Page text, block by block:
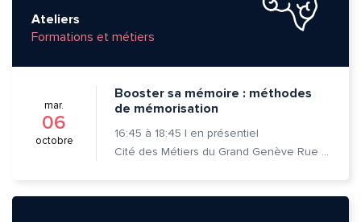
Ateliers
Formations et métiers
mar.
06
octobre
Booster sa mémoire : méthodes
de mémorisation
16:45 à 18:45 | en présentiel
Cité des Métiers du Grand Genève Rue Prévost-Martin 6 1205 Genève
Prénom et nom*
Message*
Commentaire*